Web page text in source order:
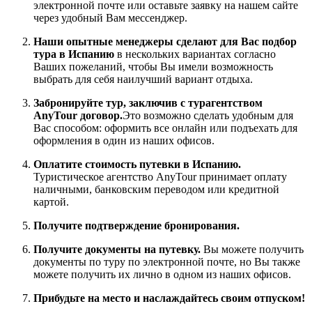
электронной почте или оставьте заявку на нашем сайте
через удобный Вам мессенджер.
Наши опытные менеджеры сделают для Вас подбор
тура в Испанию в нескольких вариантах согласно
Ваших пожеланий, чтобы Вы имели возможность
выбрать для себя наилучший вариант отдыха.
Забронируйте тур, заключив с турагентством
AnyTour договор.Это возможно сделать удобным для
Вас способом: оформить все онлайн или подъехать для
оформления в один из наших офисов.
Оплатите стоимость путевки в Испанию.
Туристическое агентство AnyTour принимает оплату
наличными, банковским переводом или кредитной
картой.
Получите подтверждение бронирования.
Получите документы на путевку. Вы можете получить
документы по туру по электронной почте, но Вы также
можете получить их лично в одном из наших офисов.
Прибудьте на место и наслаждайтесь своим отпуском!